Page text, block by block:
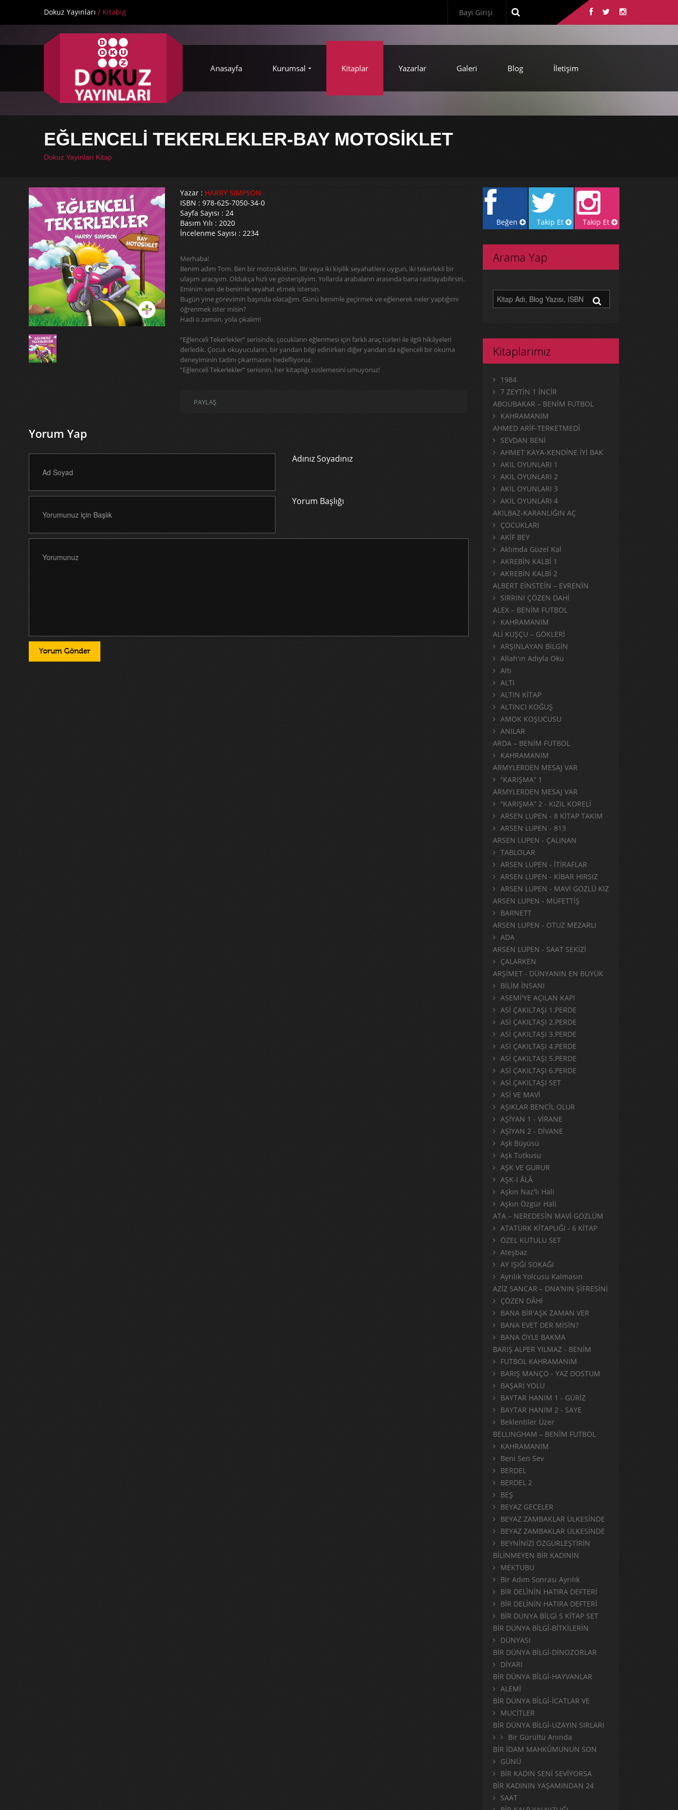
Dokuz Yayınları / Kitabig Bayi Girişi
Anasayfa Kurumsal Kitaplar Yazarlar Galeri Blog İletişim
EĞLENCELİ TEKERLEKLER-BAY MOTOSİKLET
Dokuz Yayınları Kitap
Yazar : HARRY SIMPSON
ISBN : 978-625-7050-34-0
Sayfa Sayısı : 24
Basım Yılı : 2020
İncelenme Sayısı : 2234
Merhaba!
Benim adım Tom. Ben bir motosikletim. Bir veya iki kişilik seyahatlere uygun, iki tekerlekli bir
ulaşım aracıyım. Oldukça hızlı ve gösterişliyim. Yollarda arabaların arasında bana rastlayabilirsin.
Eminim sen de benimle seyahat etmek istersin.
Bugün yine görevimin başında olacağım. Günü benimle geçirmek ve eğlenerek neler yaptığımı
öğrenmek ister misin?
Hadi o zaman, yola çıkalım!
“Eğlenceli Tekerlekler” serisinde, çocukların eğlenmesi için farklı araç türleri ile ilgili hikâyeleri
derledik. Çocuk okuyucuların, bir yandan bilgi edinirken diğer yandan da eğlenceli bir okuma
deneyiminin tadını çıkarmasını hedefliyoruz.
“Eğlenceli Tekerlekler” serisinin, her kitaplığı süslemesini umuyoruz!
PAYLAŞ
Yorum Yap
Adınız Soyadınız
Yorum Başlığı
Beğen Takip Et Takip Et
Arama Yap
Kitaplarımız
1984
7 ZEYTİN 1 İNCİR
ABOUBAKAR – BENİM FUTBOL
KAHRAMANIM
AHMED ARİF-TERKETMEDİ
SEVDAN BENİ
AHMET KAYA-KENDİNE İYİ BAK
AKIL OYUNLARI 1
AKIL OYUNLARI 2
AKIL OYUNLARI 3
AKIL OYUNLARI 4
AKILBAZ-KARANLIĞIN AÇ
ÇOCUKLARI
AKİF BEY
Aklımda Güzel Kal
AKREBİN KALBİ 1
AKREBİN KALBİ 2
ALBERT EİNSTEİN – EVRENİN
SIRRINI ÇÖZEN DAHİ
ALEX – BENİM FUTBOL
KAHRAMANIM
ALİ KUŞÇU – GÖKLERİ
ARŞINLAYAN BİLGİN
Allah'ın Adıyla Oku
Altı
ALTI
ALTIN KİTAP
ALTINCI KOĞUŞ
AMOK KOŞUCUSU
ANILAR
ARDA – BENİM FUTBOL
KAHRAMANIM
ARMYLERDEN MESAJ VAR
“KARIŞMA” 1
ARMYLERDEN MESAJ VAR
“KARIŞMA” 2 - KIZIL KORELİ
ARSEN LUPEN - 8 KİTAP TAKIM
ARSEN LUPEN - 813
ARSEN LUPEN - ÇALINAN
TABLOLAR
ARSEN LUPEN - İTİRAFLAR
ARSEN LUPEN - KİBAR HIRSIZ
ARSEN LUPEN - MAVİ GÖZLÜ KIZ
ARSEN LUPEN - MÜFETTİŞ
BARNETT
ARSEN LUPEN - OTUZ MEZARLI
ADA
ARSEN LUPEN - SAAT SEKİZİ
ÇALARKEN
ARŞİMET - DÜNYANIN EN BÜYÜK
BİLİM İNSANI
ASEMİ'YE AÇILAN KAPI
ASİ ÇAKILTAŞI 1.PERDE
ASİ ÇAKILTAŞI 2.PERDE
ASİ ÇAKILTAŞI 3.PERDE
ASİ ÇAKILTAŞI 4.PERDE
ASİ ÇAKILTAŞI 5.PERDE
ASİ ÇAKILTAŞI 6.PERDE
ASİ ÇAKILTAŞI SET
ASİ VE MAVİ
AŞIKLAR BENCİL OLUR
AŞİYAN 1 - VİRANE
AŞİYAN 2 - DİVANE
Aşk Büyüsü
Aşk Tutkusu
AŞK VE GURUR
AŞK-I ÂLÂ
Aşkın Naz'lı Hali
Aşkın Özgür Hali
ATA – NEREDESİN MAVİ GÖZLÜM
ATATÜRK KİTAPLIĞI - 6 KİTAP
ÖZEL KUTULU SET
Ateşbaz
AY IŞIĞI SOKAĞI
Ayrılık Yolcusu Kalmasın
AZİZ SANCAR – DNA’NIN ŞİFRESİNİ
ÇÖZEN DÂHİ
BANA BİR'AŞK ZAMAN VER
BANA EVET DER MİSİN?
BANA ÖYLE BAKMA
BARIŞ ALPER YILMAZ - BENİM
FUTBOL KAHRAMANIM
BARIŞ MANÇO - YAZ DOSTUM
BAŞARI YOLU
BAYTAR HANIM 1 - GÜRİZ
BAYTAR HANIM 2 - SAYE
Beklentiler Üzer
BELLINGHAM – BENİM FUTBOL
KAHRAMANIM
Beni Sen Sev
BERDEL
BERDEL 2
BEŞ
BEYAZ GECELER
BEYAZ ZAMBAKLAR ÜLKESİNDE
BEYAZ ZAMBAKLAR ÜLKESİNDE
BEYNİNİZİ ÖZGÜRLEŞTİRİN
BİLİNMEYEN BİR KADININ
MEKTUBU
Bir Adım Sonrası Ayrılık
BİR DELİNİN HATIRA DEFTERİ
BİR DELİNİN HATIRA DEFTERİ
BİR DÜNYA BİLGİ 5 KİTAP SET
BİR DÜNYA BİLGİ-BİTKİLERİN
DÜNYASI
BİR DÜNYA BİLGİ-DİNOZORLAR
DİYARI
BİR DÜNYA BİLGİ-HAYVANLAR
ALEMİ
BİR DÜNYA BİLGİ-İCATLAR VE
MUCİTLER
BİR DÜNYA BİLGİ-UZAYIN SIRLARI
Bir Gürültü Anında
BİR İDAM MAHKÛMUNUN SON
GÜNÜ
BİR KADIN SENİ SEVİYORSA
BİR KADININ YAŞAMINDAN 24
SAAT